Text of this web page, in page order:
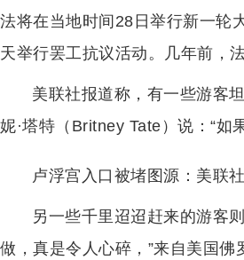
法将在当地时间28日举行新一轮
天举行罢工抗议活动。几年前，
美联社报道称，有一些游客
妮·塔特（Britney Tate）说：“如
卢浮宫入口被堵图源：美联社
另一些千里迢迢赶来的游客
做，真是令人心碎，”来自美国